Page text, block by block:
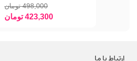
498,000 تومان
423,300 تومان